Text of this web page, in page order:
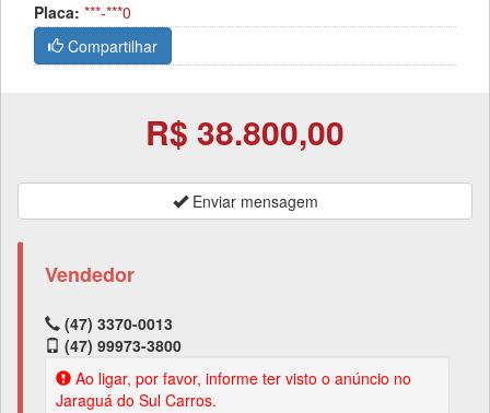
Placa: ***-***0
Compartilhar
R$ 38.800,00
Enviar mensagem
Vendedor
(47) 3370-0013
(47) 99973-3800
Ao ligar, por favor, informe ter visto o anúncio no
Jaraguá do Sul Carros.